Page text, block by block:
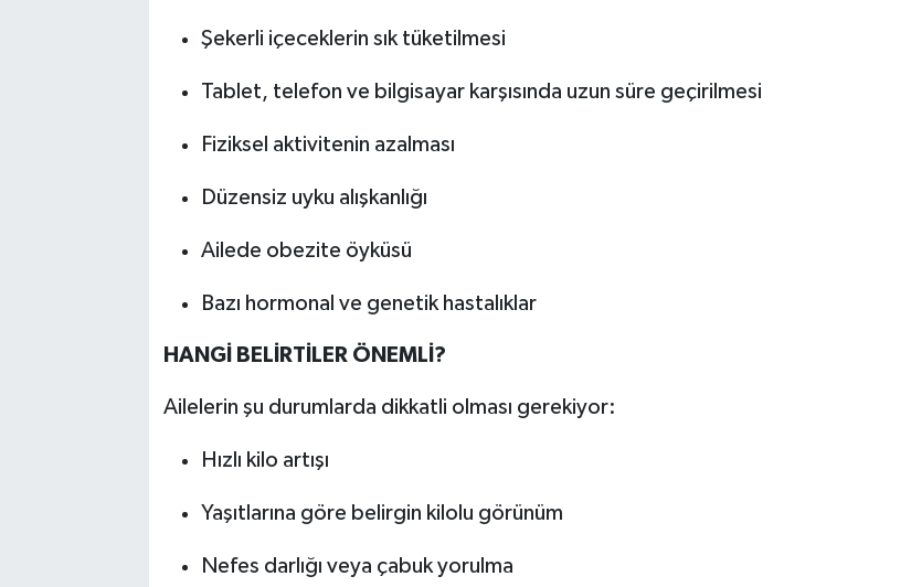
Şekerli içeceklerin sık tüketilmesi
Tablet, telefon ve bilgisayar karşısında uzun süre geçirilmesi
Fiziksel aktivitenin azalması
Düzensiz uyku alışkanlığı
Ailede obezite öyküsü
Bazı hormonal ve genetik hastalıklar
HANGİ BELİRTİLER ÖNEMLİ?
Ailelerin şu durumlarda dikkatli olması gerekiyor:
Hızlı kilo artışı
Yaşıtlarına göre belirgin kilolu görünüm
Nefes darlığı veya çabuk yorulma